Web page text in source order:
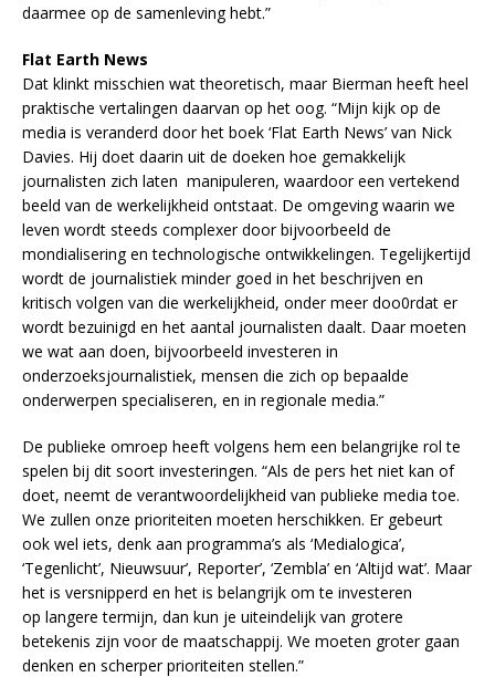
daarmee op de samenleving hebt.”
Flat Earth News
Dat klinkt misschien wat theoretisch, maar Bierman heeft heel
praktische vertalingen daarvan op het oog. “Mijn kijk op de
media is veranderd door het boek ‘Flat Earth News’ van Nick
Davies. Hij doet daarin uit de doeken hoe gemakkelijk
journalisten zich laten manipuleren, waardoor een vertekend
beeld van de werkelijkheid ontstaat. De omgeving waarin we
leven wordt steeds complexer door bijvoorbeeld de
mondialisering en technologische ontwikkelingen. Tegelijkertijd
wordt de journalistiek minder goed in het beschrijven en
kritisch volgen van die werkelijkheid, onder meer doo0rdat er
wordt bezuinigd en het aantal journalisten daalt. Daar moeten
we wat aan doen, bijvoorbeeld investeren in
onderzoeksjournalistiek, mensen die zich op bepaalde
onderwerpen specialiseren, en in regionale media.”
De publieke omroep heeft volgens hem een belangrijke rol te
spelen bij dit soort investeringen. “Als de pers het niet kan of
doet, neemt de verantwoordelijkheid van publieke media toe.
We zullen onze prioriteiten moeten herschikken. Er gebeurt
ook wel iets, denk aan programma’s als ‘Medialogica’,
‘Tegenlicht’, Nieuwsuur’, Reporter’, ‘Zembla’ en ‘Altijd wat’. Maar
het is versnipperd en het is belangrijk om te investeren
op langere termijn, dan kun je uiteindelijk van grotere
betekenis zijn voor de maatschappij. We moeten groter gaan
denken en scherper prioriteiten stellen.”